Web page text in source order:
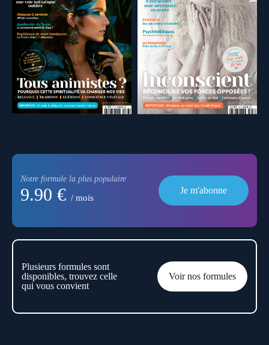
Notre formule la plus populaire
9.90 € / mois
Je m'abonne
Plusieurs formules sont
disponibles, trouvez celle
qui vous convient
Voir nos formules